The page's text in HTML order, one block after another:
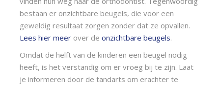
bestaan er onzichtbare beugels, die voor een
Lees hier meer over de onzichtbare beugels.
Omdat de helft van de kinderen een beugel nodig
heeft, is het verstandig om er vroeg bij te zijn. Laat
je informeren door de tandarts om erachter te